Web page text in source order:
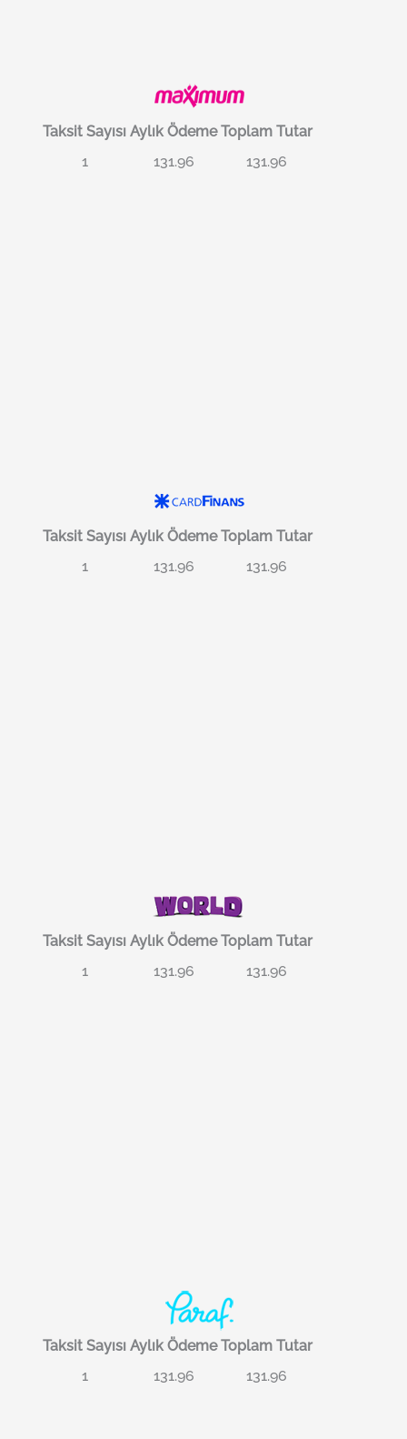
Taksit Sayısı Aylık Ödeme Toplam Tutar
1
131.96 131.96
Taksit Sayısı Aylık Ödeme Toplam Tutar
1
131.96 131.96
Taksit Sayısı Aylık Ödeme Toplam Tutar
1
131.96 131.96
Taksit Sayısı Aylık Ödeme Toplam Tutar
1
131.96 131.96